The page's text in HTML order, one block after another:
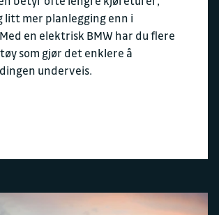
litt mer planlegging enn i
en elektrisk BMW har du flere
som gjør det enklere å
underveis.